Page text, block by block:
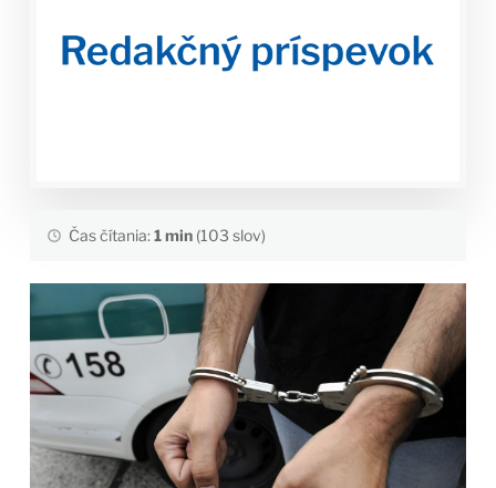
Čas čítania:1 min(103 slov)